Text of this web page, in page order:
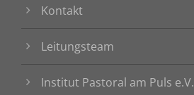
Kontakt
Leitungsteam
Institut Pastoral am Puls e.V.